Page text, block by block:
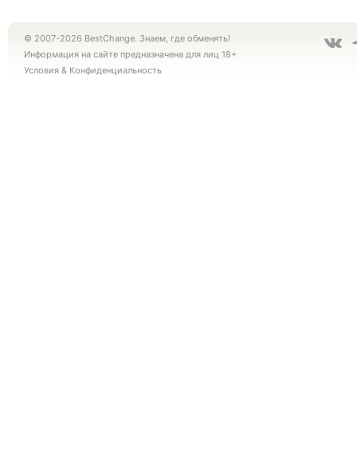
© 2007-2026 BestChange. Знаем, где обменять!
Информация на сайте предназначена для лиц 18+
Условия & Конфиденциальность